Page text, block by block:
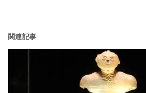
関連記事